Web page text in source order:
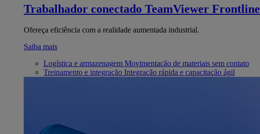
Trabalhador conectado TeamViewer Frontline
Ofereça eficiência com a realidade aumentada industrial.
Saiba mais
Logística e armazenagem Movimentação de materiais sem contato
Treinamento e integração Integração rápida e capacitação ágil